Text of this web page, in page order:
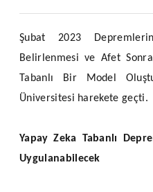
Şubat 2023
Belirlenmesi ve Afet
Tabanlı Bir Model
Üniversitesi harekete geçti.
Yapay Zeka Tabanlı
Uygulanabilecek